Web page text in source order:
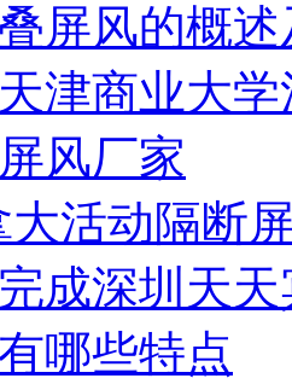
屏风的概
津商业大
风厂家
大活动隔断
成深圳天
哪些特点